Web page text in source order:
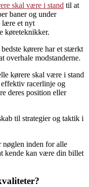
skal være i stand til at
baner og under
lære et nyt
køreteknikker.
kørere har et stærkt
overhale modstanderne.
kørere skal være i stand
racerlinje og
deres position eller
til strategier og taktik i
inden for alle
kende kan være din billet